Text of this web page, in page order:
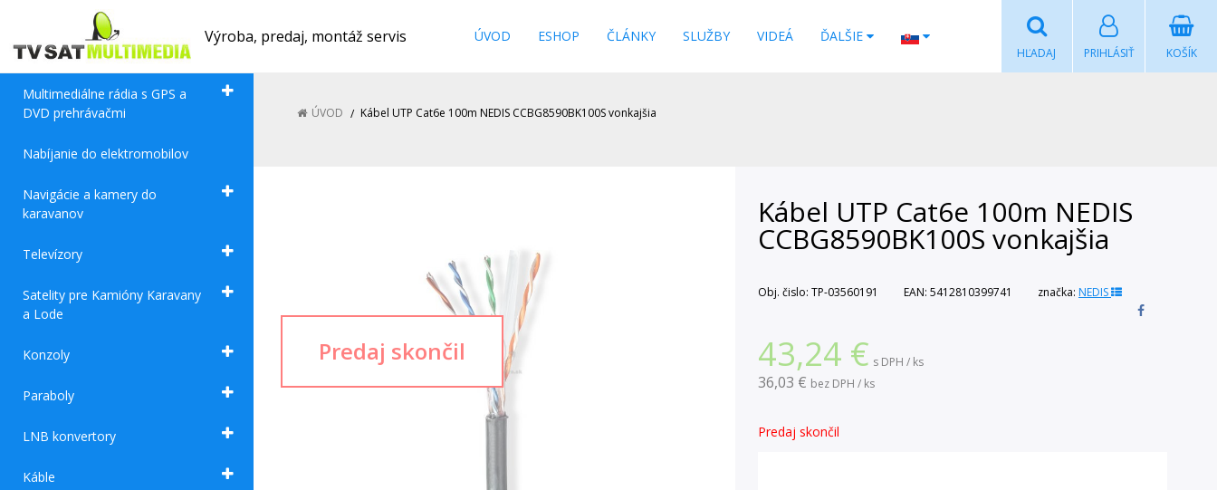
Výroba, predaj, montáž servis ÚVOD ESHOP ČLÁNKY SLUŽBY VIDEÁ ĎALŠIE
KOŠÍK
PRIHLÁSIŤ
HĽADAJ
Multimediálne rádia s GPS a
DVD prehrávačmi
Nabíjanie do elektromobilov
Navigácie a kamery do
karavanov
Televízory
Satelity pre Kamióny Karavany
a Lode
Konzoly
Paraboly
LNB konvertory
Káble
ÚVOD Kábel UTP Cat6e 100m NEDIS CCBG8590BK100S vonkajšia
Kábel UTP Cat6e 100m NEDIS
CCBG8590BK100S vonkajšia
Obj. čislo: TP-03560191 EAN: 5412810399741 značka: NEDIS
43,24 € s DPH / ks
36,03 € bez DPH / ks
Predaj skončil